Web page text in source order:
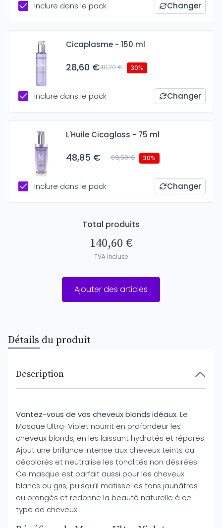
Inclure dans le pack Changer
Cicaplasme - 150 ml
28,60 €40,70 € 30%
Inclure dans le pack Changer
L'Huile Cicagloss - 75 ml
48,85 € 69,50 € 30%
Inclure dans le pack Changer
Total produits
140,60 €
TVA incluse
Ajouter des articles
Détails du produit
Description
Vantez-vous de vos cheveux blonds idéaux. Le
Masque Ultra-Violet nourrit en profondeur les
cheveux blonds, en les laissant hydratés et réparés.
Ajout une brillance intense aux cheveux teints ou
décolorés et neutralise les tonalités non désirées.
Ce masque est parfait aussi pour les cheveux
blancs ou gris, puisqu’il matisse les tons jaunâtres
ou orangés et redonne la beauté naturelle à ce
type de cheveux.